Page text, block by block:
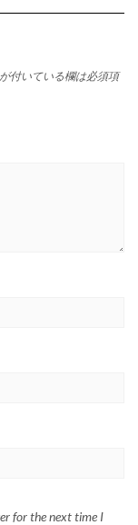
が付いている欄は必須項
for the next time I